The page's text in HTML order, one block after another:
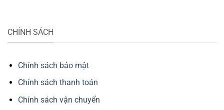
CHÍNH SÁCH
Chính sách bảo mật
Chính sách thanh toán
Chính sách vận chuyển